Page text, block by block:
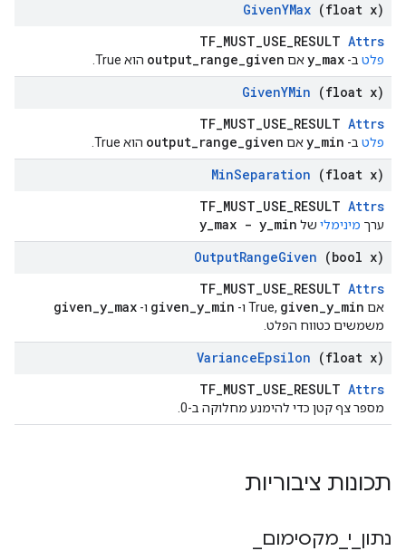
GivenYMax (float x)
TF_MUST_USE_RESULT Attrs
פלט ב- y_maxאם output_range_given הוא True.
GivenYMin (float x)
TF_MUST_USE_RESULT Attrs
פלט ב- y_minאם output_range_given הוא True.
MinSeparation (float x)
TF_MUST_USE_RESULT Attrs
ערך מינימלי של y_max - y_min
OutputRangeGiven (bool x)
TF_MUST_USE_RESULT Attrs
אם True, given_y_min ו- given_y_min ו- given_y_max
משמשים כטווח הפלט.
VarianceEpsilon (float x)
TF_MUST_USE_RESULT Attrs
מספר צף קטן כדי להימנע מחלוקה ב-0.
תכונות ציבוריות
נתון י מקסימום